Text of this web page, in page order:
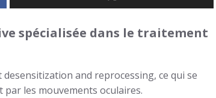
spécialisée dans le traitement
and reprocessing, ce qui se
les mouvements oculaires.